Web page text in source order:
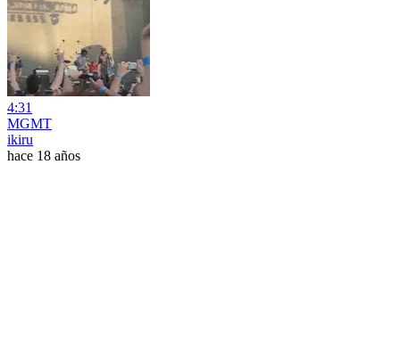
4:31
MGMT
ikiru
hace 18 años